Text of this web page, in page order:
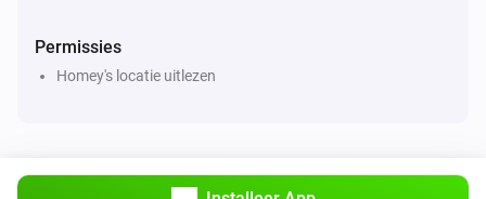
Onderwerp
Permissies
Homey's locatie uitlezen